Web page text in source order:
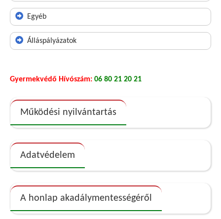
Egyéb
Álláspályázatok
Gyermekvédő Hívószám: 06 80 21 20 21
Működési nyilvántartás
Adatvédelem
A honlap akadálymentességéről